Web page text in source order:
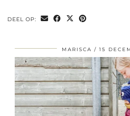
DEEL OP:
MARISCA 15